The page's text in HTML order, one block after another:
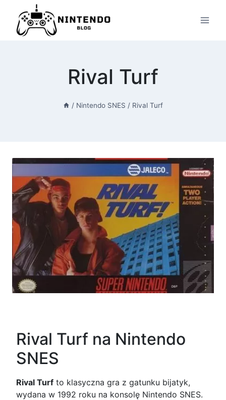
Przeskocz
treści
Rival Turf
/ Nintendo SNES / Rival Turf
Rival Turf na Nintendo
SNES
Rival Turf to klasyczna gra z gatunku bijatyk,
wydana w 1992 roku na konsolę Nintendo SNES.